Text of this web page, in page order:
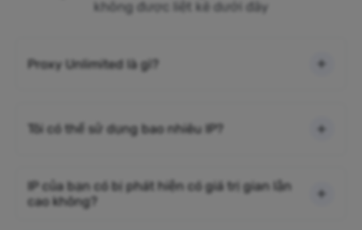
không được liệt kê dưới đây
Proxy Unlimited là gì?
Tôi có thể sử dụng bao nhiêu IP?
IP của bạn có bị phát hiện có giá trị gian lận
cao không?